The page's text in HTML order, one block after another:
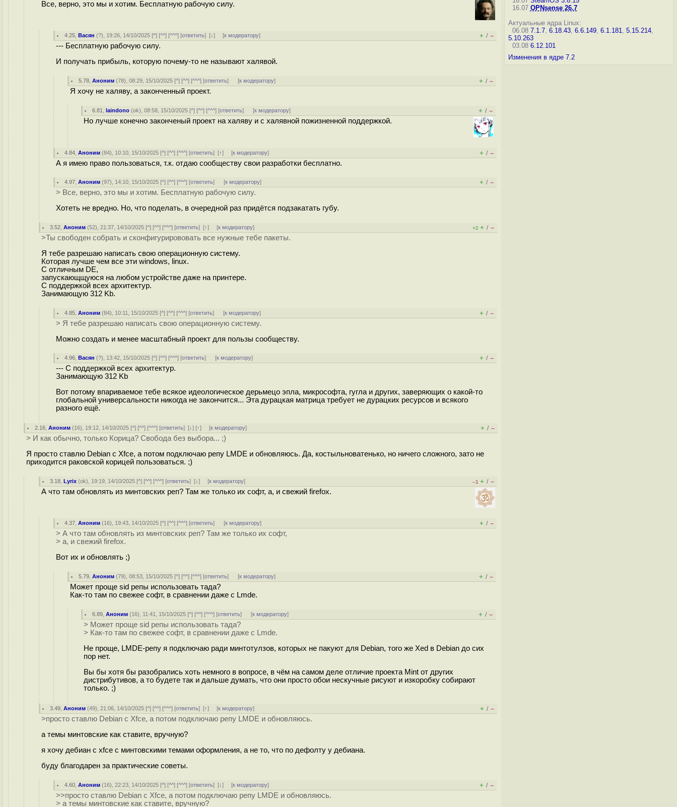
Все, верно, это мы и хотим. Бесплатную рабочую силу.
4.25 ,Васян (?), 19:26, 14/10/2025 [^] [^^] [^^^] [ответить][↓] [к модератору] + / –
--- Бесплатную рабочую силу.
И получать прибыль, которую почему-то не называют халявой.
5.78 ,Аноним (78), 08:29, 15/10/2025 [^] [^^] [^^^] [ответить] [к модератору] + / –
Я хочу не халяву, а законченный проект.
6.81 ,laindono (ok), 08:58, 15/10/2025 [^] [^^] [^^^] [ответить] [к модератору] + / –
Но лучше конечно законченый проект на халяву и с халявной пожизненной поддержкой.
4.84 ,Аноним (84), 10:10, 15/10/2025 [^] [^^] [^^^] [ответить][↑] [к модератору] + / –
А я имею право пользоваться, т.к. отдаю сообществу свои разработки бесплатно.
4.97 ,Аноним (97), 14:10, 15/10/2025 [^] [^^] [^^^] [ответить] [к модератору] + / –
> Все, верно, это мы и хотим. Бесплатную рабочую силу.
Хотеть не вредно. Но, что поделать, в очередной раз придётся подзакатать гyбy.
3.52 ,Аноним (52), 21:37, 14/10/2025 [^] [^^] [^^^] [ответить][↑] [к модератору] +2 + / –
>Ты свободен собрать и сконфигурирововать все нужные тебе пакеты.
Я тебе разрешаю написать свою операционную систему.
Которая лучше чем все эти windows, linux.
С отличным DE,
запускающщуюся на любом устройстве даже на принтере.
С поддержкой всех архитектур.
Занимающую 312 Kb.
4.85 ,Аноним (84), 10:11, 15/10/2025 [^] [^^] [^^^] [ответить] [к модератору] + / –
> Я тебе разрешаю написать свою операционную систему.
Можно создать и менее масштабный проект для пользы сообществу.
4.96 ,Васян (?), 13:42, 15/10/2025 [^] [^^] [^^^] [ответить] [к модератору] + / –
--- С поддержкой всех архитектур.
Занимающую 312 Kb
Вот потому впариваемое тебе всякое идеологическое дерьмецо эпла, микрософта, гугла и других, заверяющих о какой-то
глобальной универсальности никогда не закончится... Эта дурацкая матрица требует не дурацких ресурсов и всякого
разного ещё.
2.16 ,Аноним (16), 19:12, 14/10/2025 [^] [^^] [^^^] [ответить][↓] [↑] [к модератору] + / –
> И как обычно, только Корица? Свобода без выбора... ;)
Я просто ставлю Debian с Xfce, а потом подключаю репу LMDE и обновляюсь. Да, костыльноватенько, но ничего сложного, зато не
приходится раковской корицей пользоваться. ;)
3.18 ,Lyrix (ok), 19:19, 14/10/2025 [^] [^^] [^^^] [ответить][↓] [к модератору] –1 + / –
А что там обновлять из минтовских реп? Там же только их софт, а, и свежий firefox.
4.37 ,Аноним (16), 19:43, 14/10/2025 [^] [^^] [^^^] [ответить] [к модератору] + / –
> А что там обновлять из минтовских реп? Там же только их софт,
> а, и свежий firefox.
Вот их и обновлять ;)
5.79 ,Аноним (79), 08:53, 15/10/2025 [^] [^^] [^^^] [ответить] [к модератору] + / –
Может проще sid репы использовать тада?
Как-то там по свежее софт, в сравнении даже с Lmde.
6.89 ,Аноним (16), 11:41, 15/10/2025 [^] [^^] [^^^] [ответить] [к модератору] + / –
> Может проще sid репы использовать тада?
> Как-то там по свежее софт, в сравнении даже с Lmde.
Не проще, LMDE-репу я подключаю ради минтотулзов, которых не пакуют для Debian, того же Xed в Debian до сих
пор нет.
Вы бы хотя бы разобрались хоть немного в вопросе, в чём на самом деле отличие проекта Mint от других
дистрибутивов, а то будете так и дальше думать, что они просто обои нескучные рисуют и изкоробку собирают
только. ;)
3.49 ,Аноним (49), 21:06, 14/10/2025 [^] [^^] [^^^] [ответить][↑] [к модератору] + / –
>просто ставлю Debian с Xfce, а потом подключаю репу LMDE и обновляюсь.
а темы минтовские как ставите, вручную?
я хочу дебиан с xfce с минтовскими темами оформления, а не то, что по дефолту у дебиана.
буду благодарен за практические советы.
4.60 ,Аноним (16), 22:23, 14/10/2025 [^] [^^] [^^^] [ответить][↓] [к модератору] + / –
>>просто ставлю Debian с Xfce, а потом подключаю репу LMDE и обновляюсь.
> а темы минтовские как ставите, вручную?
16.07 OPNsense 26.7
Актуальные ядра Linux:
06.08 7.1.7, 6.18.43, 6.6.149, 6.1.181, 5.15.214,
5.10.263
03.08 6.12.101
Изменения в ядре 7.2